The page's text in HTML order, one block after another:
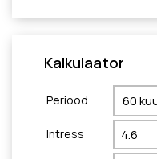
Kalkulaator
Periood
Intress